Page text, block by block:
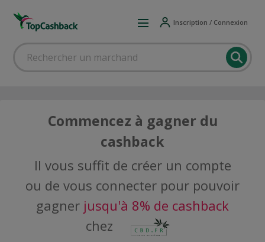
Inscription / Connexion
Commencez à gagner du
cashback
Il vous suffit de créer un compte
ou de vous connecter pour pouvoir
gagner jusqu'à 8% de cashback
chez